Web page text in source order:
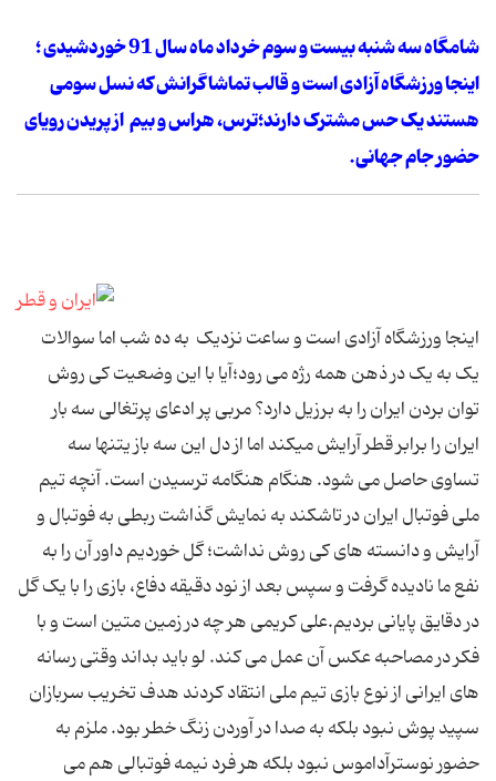
شامگاه سه شنبه بیست و سوم خرداد ماه سال 91 خوردشیدی ؛
اینجا ورزشگاه آزادی است و قالب تماشاگرانش که نسل سومی
هستند یک حس مشترک دارند؛ترس، هراس و بیم از پریدن رویای
حضور جام جهانی.
اینجا ورزشگاه آزادی است و ساعت نزدیک به ده شب اما سوالات
یک به یک در ذهن همه رژه می رود؛آیا با این وضعیت کی روش
توان بردن ایران را به برزیل دارد؟ مربی پر ادعای پرتغالی سه بار
ایران را برابر قطر آرایش میکند اما از دل این سه باز یتنها سه
تساوی حاصل می شود. هنگام هنگامه ترسیدن است. آنچه تیم
ملی فوتبال ایران در تاشکند به نمایش گذاشت ربطی به فوتبال و
آرایش و دانسته های کی روش نداشت؛ گل خوردیم داور آن را به
نفع ما نادیده گرفت و سپس بعد از نود دقیقه دفاع، بازی را با یک گل
در دقایق پایانی بردیم.علی کریمی هر چه در زمین متین است و با
فکر در مصاحبه عکس آن عمل می کند. لو باید بداند وقتی رسانه
های ایرانی از نوع بازی تیم ملی انتقاد کردند هدف تخریب سربازان
سپید پوش نبود بلکه به صدا در آوردن زنگ خطر بود. ملزم به
حضور نوسترآداموس نبود بلکه هر فرد نیمه فوتبالی هم می